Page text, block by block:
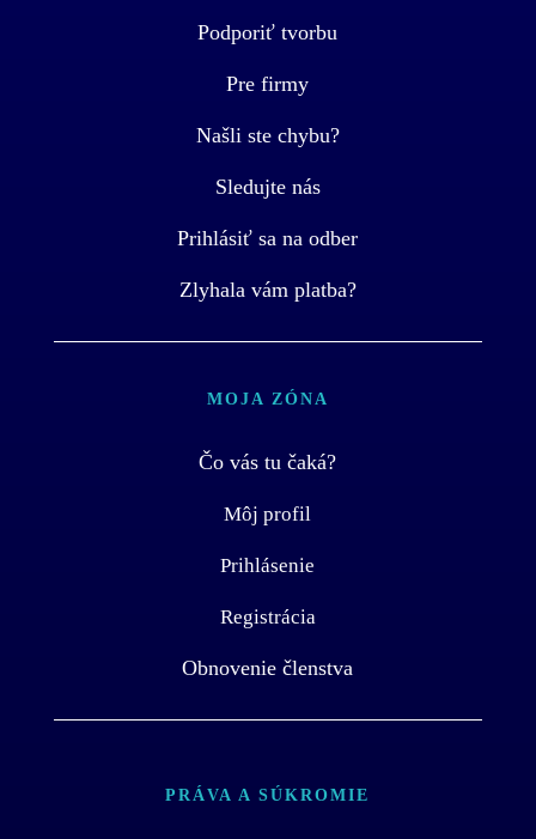
Podporiť tvorbu
Pre firmy
Našli ste chybu?
Sledujte nás
Prihlásiť sa na odber
Zlyhala vám platba?
MOJA ZÓNA
Čo vás tu čaká?
Môj profil
Prihlásenie
Registrácia
Obnovenie členstva
PRÁVA A SÚKROMIE